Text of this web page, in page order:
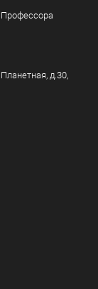
Профессора
д.30,